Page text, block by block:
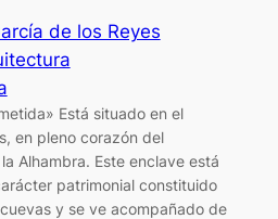
de los Reyes
Está situado en el
en pleno corazón del
Alhambra. Este enclave está
patrimonial constituido
y se ve acompañado de